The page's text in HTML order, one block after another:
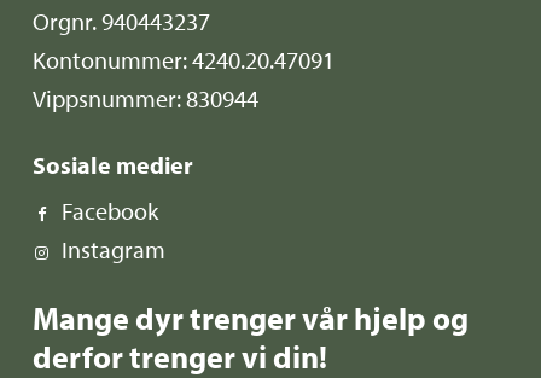
Orgnr. 940443237
Kontonummer: 4240.20.47091
Vippsnummer: 830944
Sosiale medier
Facebook
Instagram
Mange dyr trenger vår hjelp og
derfor trenger vi din!